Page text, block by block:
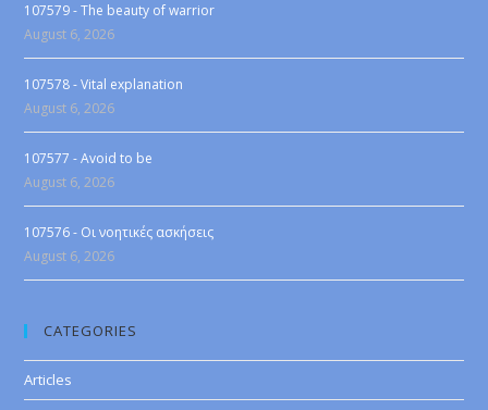
107579 - The beauty of warrior
August 6, 2026
107578 - Vital explanation
August 6, 2026
107577 - Avoid to be
August 6, 2026
107576 - Οι νοητικές ασκήσεις
August 6, 2026
CATEGORIES
Articles